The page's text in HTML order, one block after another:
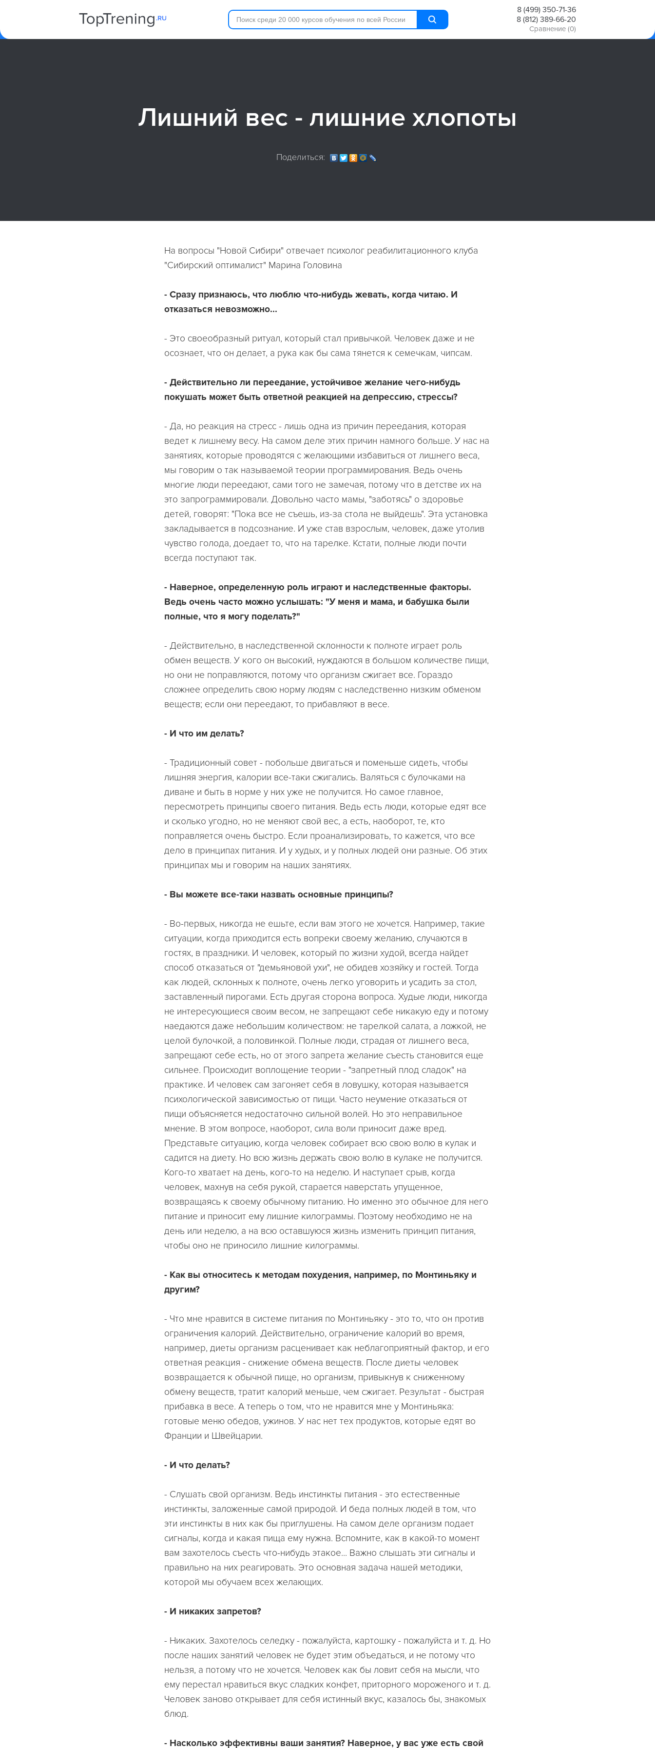
8 (499) 350-71-36
8 (812) 389-66-20
Сравнение (0)
Лишний вес - лишние хлопоты
Поделиться:
На вопросы "Новой Сибири" отвечает психолог реабилитационного клуба
"Сибирский оптималист" Марина Головина
- Сразу признаюсь, что люблю что-нибудь жевать, когда читаю. И
отказаться невозможно...
- Это своеобразный ритуал, который стал привычкой. Человек даже и не
осознает, что он делает, а рука как бы сама тянется к семечкам, чипсам.
- Действительно ли переедание, устойчивое желание чего-нибудь
покушать может быть ответной реакцией на депрессию, стрессы?
- Да, но реакция на стресс - лишь одна из причин переедания, которая
ведет к лишнему весу. На самом деле этих причин намного больше. У нас на
занятиях, которые проводятся с желающими избавиться от лишнего веса,
мы говорим о так называемой теории программирования. Ведь очень
многие люди переедают, сами того не замечая, потому что в детстве их на
это запрограммировали. Довольно часто мамы, "заботясь" о здоровье
детей, говорят: "Пока все не съешь, из-за стола не выйдешь". Эта установка
закладывается в подсознание. И уже став взрослым, человек, даже утолив
чувство голода, доедает то, что на тарелке. Кстати, полные люди почти
всегда поступают так.
- Наверное, определенную роль играют и наследственные факторы.
Ведь очень часто можно услышать: "У меня и мама, и бабушка были
полные, что я могу поделать?"
- Действительно, в наследственной склонности к полноте играет роль
обмен веществ. У кого он высокий, нуждаются в большом количестве пищи,
но они не поправляются, потому что организм сжигает все. Гораздо
сложнее определить свою норму людям с наследственно низким обменом
веществ; если они переедают, то прибавляют в весе.
- И что им делать?
- Традиционный совет - побольше двигаться и поменьше сидеть, чтобы
лишняя энергия, калории все-таки сжигались. Валяться с булочками на
диване и быть в норме у них уже не получится. Но самое главное,
пересмотреть принципы своего питания. Ведь есть люди, которые едят все
и сколько угодно, но не меняют свой вес, а есть, наоборот, те, кто
поправляется очень быстро. Если проанализировать, то кажется, что все
дело в принципах питания. И у худых, и у полных людей они разные. Об этих
принципах мы и говорим на наших занятиях.
- Вы можете все-таки назвать основные принципы?
- Во-первых, никогда не ешьте, если вам этого не хочется. Например, такие
ситуации, когда приходится есть вопреки своему желанию, случаются в
гостях, в праздники. И человек, который по жизни худой, всегда найдет
способ отказаться от "демьяновой ухи", не обидев хозяйку и гостей. Тогда
как людей, склонных к полноте, очень легко уговорить и усадить за стол,
заставленный пирогами. Есть другая сторона вопроса. Худые люди, никогда
не интересующиеся своим весом, не запрещают себе никакую еду и потому
наедаются даже небольшим количеством: не тарелкой салата, а ложкой, не
целой булочкой, а половинкой. Полные люди, страдая от лишнего веса,
запрещают себе есть, но от этого запрета желание съесть становится еще
сильнее. Происходит воплощение теории - "запретный плод сладок" на
практике. И человек сам загоняет себя в ловушку, которая называется
психологической зависимостью от пищи. Часто неумение отказаться от
пищи объясняется недостаточно сильной волей. Но это неправильное
мнение. В этом вопросе, наоборот, сила воли приносит даже вред.
Представьте ситуацию, когда человек собирает всю свою волю в кулак и
садится на диету. Но всю жизнь держать свою волю в кулаке не получится.
Кого-то хватает на день, кого-то на неделю. И наступает срыв, когда
человек, махнув на себя рукой, старается наверстать упущенное,
возвращаясь к своему обычному питанию. Но именно это обычное для него
питание и приносит ему лишние килограммы. Поэтому необходимо не на
день или неделю, а на всю оставшуюся жизнь изменить принцип питания,
чтобы оно не приносило лишние килограммы.
- Как вы относитесь к методам похудения, например, по Монтиньяку и
другим?
- Что мне нравится в системе питания по Монтиньяку - это то, что он против
ограничения калорий. Действительно, ограничение калорий во время,
например, диеты организм расценивает как неблагоприятный фактор, и его
ответная реакция - снижение обмена веществ. После диеты человек
возвращается к обычной пище, но организм, привыкнув к сниженному
обмену веществ, тратит калорий меньше, чем сжигает. Результат - быстрая
прибавка в весе. А теперь о том, что не нравится мне у Монтиньяка:
готовые меню обедов, ужинов. У нас нет тех продуктов, которые едят во
Франции и Швейцарии.
- И что делать?
- Слушать свой организм. Ведь инстинкты питания - это естественные
инстинкты, заложенные самой природой. И беда полных людей в том, что
эти инстинкты в них как бы приглушены. На самом деле организм подает
сигналы, когда и какая пища ему нужна. Вспомните, как в какой-то момент
вам захотелось съесть что-нибудь этакое... Важно слышать эти сигналы и
правильно на них реагировать. Это основная задача нашей методики,
которой мы обучаем всех желающих.
- И никаких запретов?
- Никаких. Захотелось селедку - пожалуйста, картошку - пожалуйста и т. д. Но
после наших занятий человек не будет этим объедаться, и не потому что
нельзя, а потому что не хочется. Человек как бы ловит себя на мысли, что
ему перестал нравиться вкус сладких конфет, приторного мороженого и т. д.
Человек заново открывает для себя истинный вкус, казалось бы, знакомых
блюд.
- Насколько эффективны ваши занятия? Наверное, у вас уже есть свой